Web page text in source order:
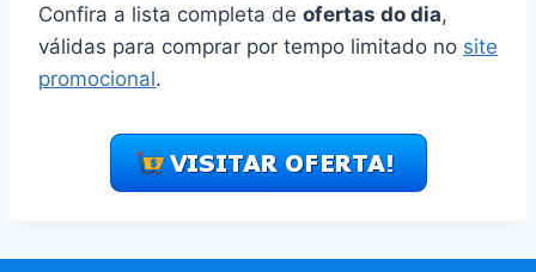
Confira a lista completa de ofertas do dia,
válidas para comprar por tempo limitado no site
promocional.